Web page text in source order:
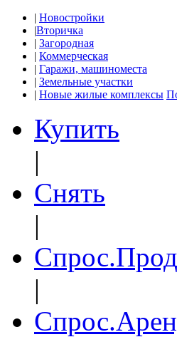
| Новостройки
|Вторичка
| Загородная
| Коммерческая
| Гаражи, машиноместа
| Земельные участки
| Новые жилые комплексы
Купить
|
Снять
|
|